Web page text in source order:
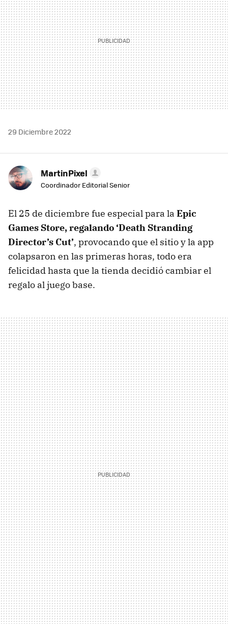
29 Diciembre 2022
MartinPixel
Coordinador Editorial Senior
El 25 de diciembre fue especial para la Epic
Games Store, regalando ‘Death Stranding
Director’s Cut’, provocando que el sitio y la app
colapsaron en las primeras horas, todo era
felicidad hasta que la tienda decidió cambiar el
regalo al juego base.